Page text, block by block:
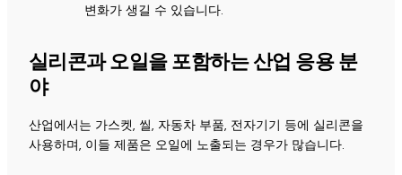
변화가 생길 수 있습니다.
실리콘과 오일을 포함하는 산업 응용 분
야
산업에서는 가스켓, 씰, 자동차 부품, 전자기기 등에 실리콘을
사용하며, 이들 제품은 오일에 노출되는 경우가 많습니다.